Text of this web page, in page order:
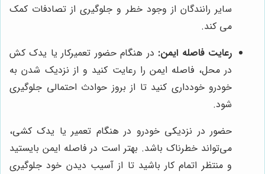
سایر رانندگان از وجود خطر و جلوگیری از تصادفات کمک
می کند.
رعایت فاصله ایمن: در هنگام حضور تعمیرکار یا یدک کش
در محل، فاصله ایمن را رعایت کنید و از نزدیک شدن به
خودرو خودداری کنید تا از بروز حوادث احتمالی جلوگیری
شود.
حضور در نزدیکی خودرو در هنگام تعمیر یا یدک کشی،
می‌تواند خطرناک باشد. بهتر است در فاصله ایمن بایستید
و منتظر اتمام کار باشید تا از آسیب دیدن خود جلوگیری